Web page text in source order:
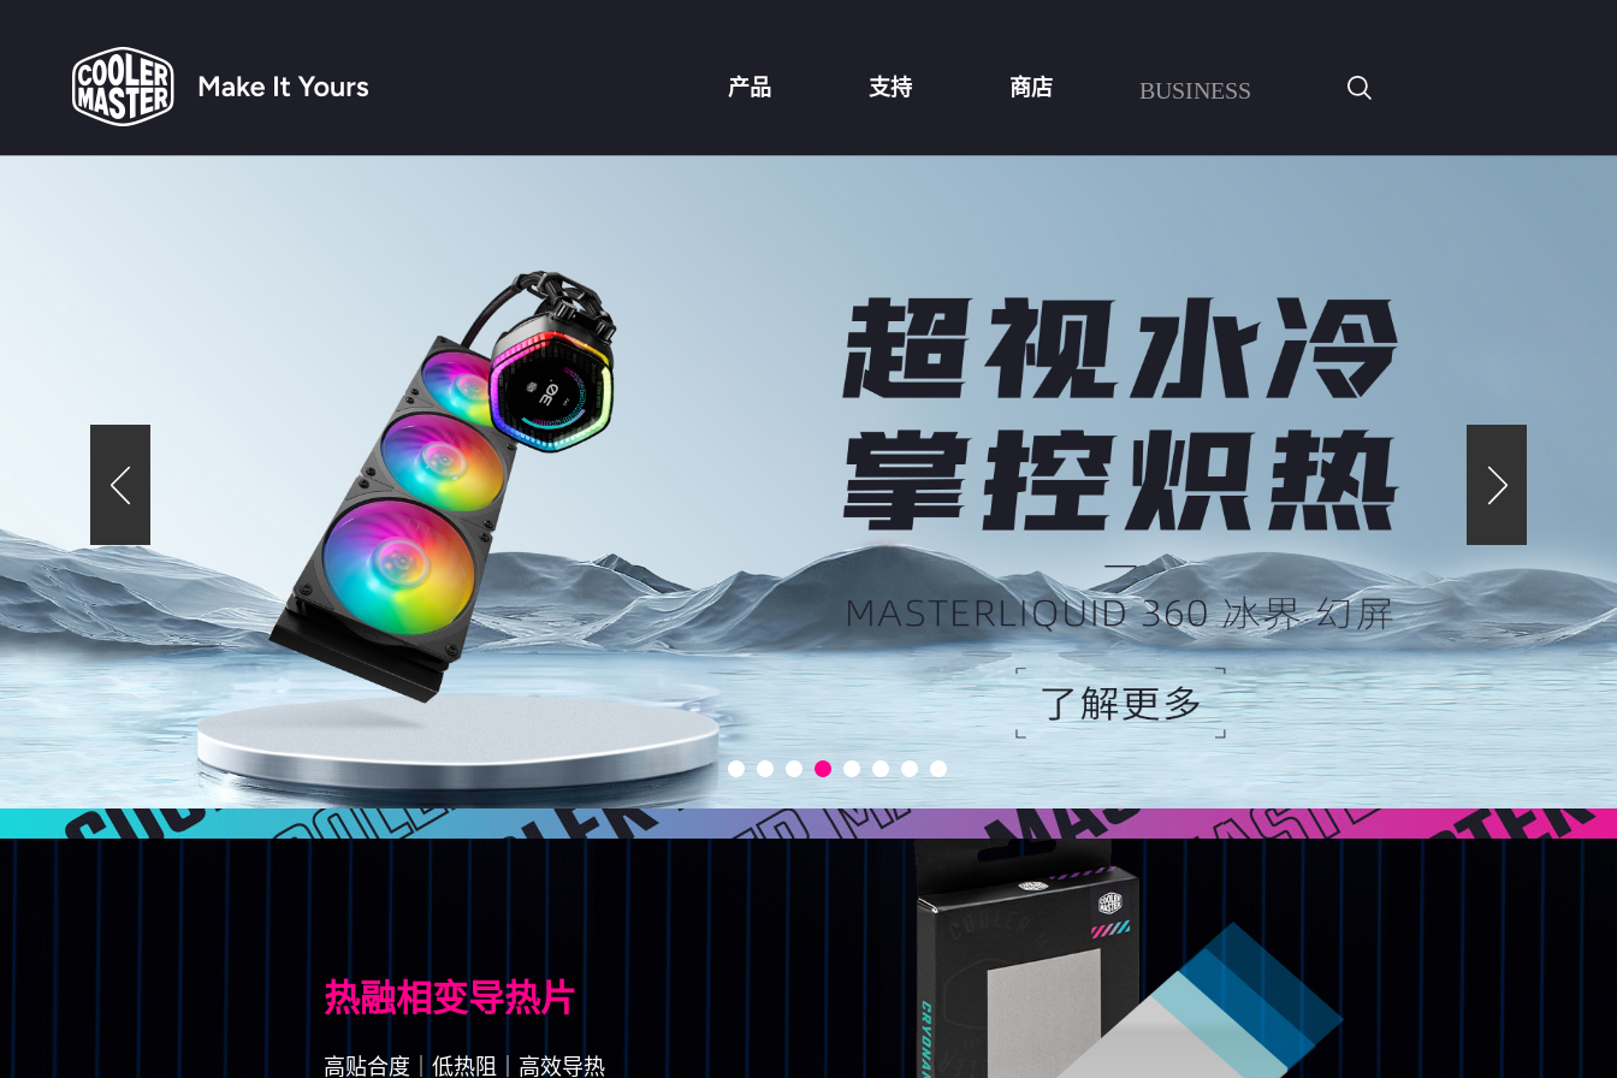
产品 支持 商店 BUSINESS
热融相变导热片
高贴合度｜低热阻｜高效导热